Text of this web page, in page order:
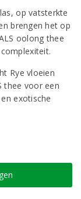
op vatsterkte
brengen het op
oolong thee
Rye vloeien
thee voor een
exotische